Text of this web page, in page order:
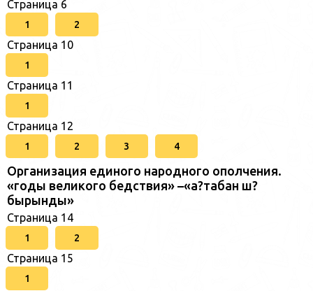
Страница 6
1 2
Страница 10
1
Страница 11
1
Страница 12
1 2 3 4
Организация единого народного ополчения.
«годы великого бедствия» –«а?табан ш?
бырынды»
Страница 14
1 2
Страница 15
1